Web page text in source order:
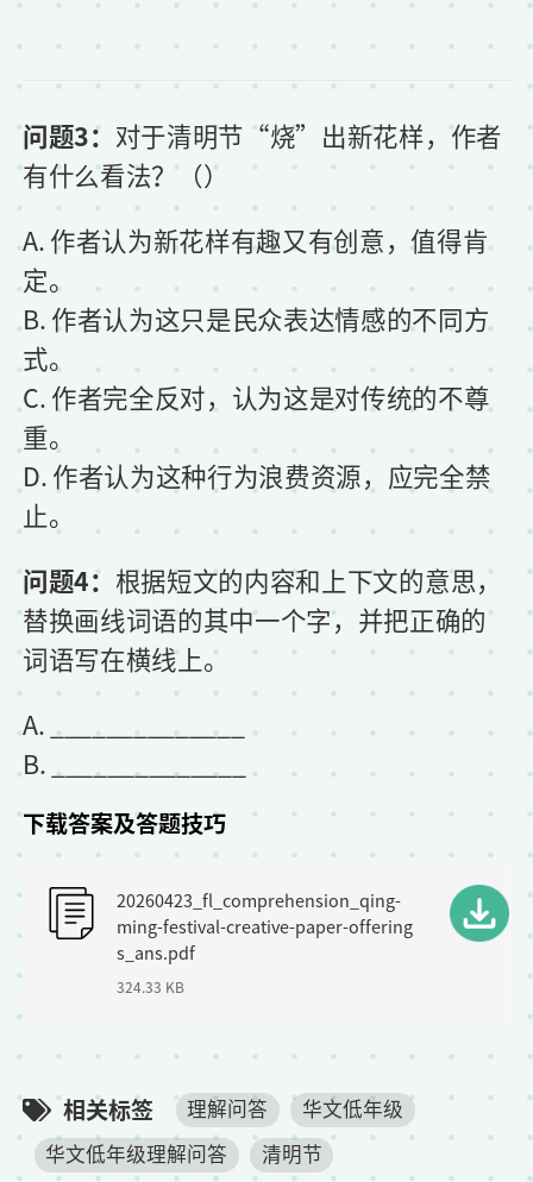
问题3： 对于清明节“烧”出新花样，作者
有什么看法？（）
A. 作者认为新花样有趣又有创意，值得肯
定。
B. 作者认为这只是民众表达情感的不同方
式。
C. 作者完全反对，认为这是对传统的不尊
重。
D. 作者认为这种行为浪费资源，应完全禁
止。
问题4： 根据短文的内容和上下文的意思，
替换画线词语的其中一个字，并把正确的
词语写在横线上。
A. ______________
B. ______________
下载答案及答题技巧
20260423_fl_comprehension_qing-
ming-festival-creative-paper-offering
s_ans.pdf
324.33 KB
相关标签 理解问答
华文低年级
华文低年级理解问答
清明节